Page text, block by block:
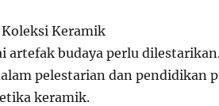
Keramik
artefak budaya perlu
pelestarian dan pendidikan
keramik.